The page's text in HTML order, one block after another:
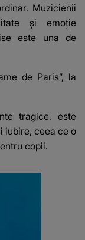
Muzicienii
și emoție
este una de
de Paris”, la
tragice, este
iubire, ceea ce o
copii.